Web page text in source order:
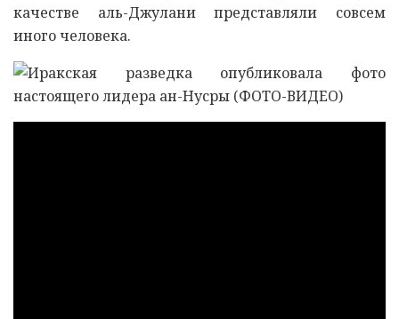
качестве аль-Джулани представляли совсем
иного человека.